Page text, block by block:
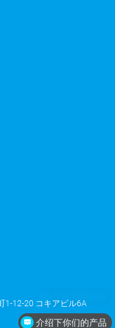
1-12-20 コキアビル6A
介绍下你们的产品